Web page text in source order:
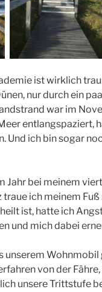
ist wirklich
nur durch ein
war im
entlangspaziert,
Und ich bin sogar
Jahr bei meinem
traue ich meinem
ist, hatte ich
und mich dabei
unserem
von der
unsere Trittstufe